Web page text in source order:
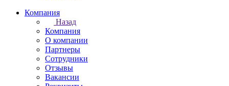
Компания
Назад
Компания
О компании
Партнеры
Сотрудники
Отзывы
Вакансии